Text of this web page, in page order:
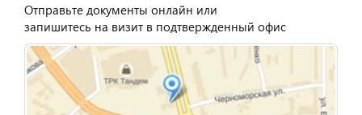
Отправьте документы онлайн или
запишитесь на визит в подтвержденный офис